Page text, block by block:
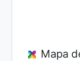
Mapa